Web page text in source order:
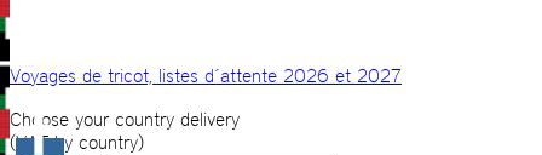
Voyages de tricot, listes d´attente 2026 et 2027
Choose your country delivery
(VAT by country)